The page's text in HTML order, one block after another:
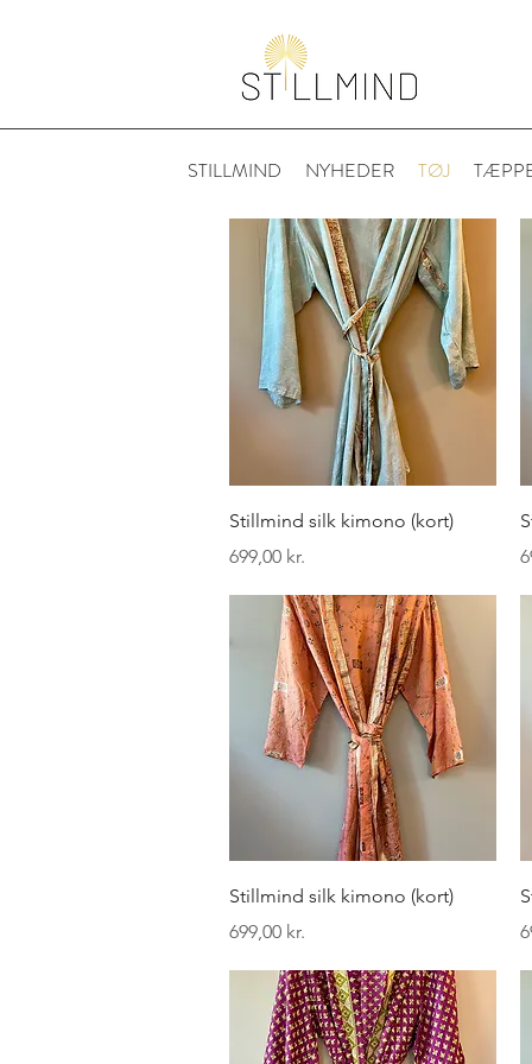
STILLMIND NYHEDER TØJ
Hurtigvisning
Stillmind silk kimono (kort)
Pris
699,00 kr.
Hurtigvisning
Stillmind silk kimono (kort)
Pris
699,00 kr.